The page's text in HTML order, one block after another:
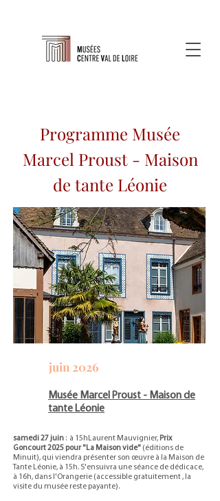
Programme Musée
Marcel Proust - Maison
de tante Léonie
juin 2026
Musée Marcel Proust - Maison de
tante Léonie
samedi 27 juin : à 15hLaurent Mauvignier, Prix
Goncourt 2025 pour "La Maison vide" (éditions de
Minuit), qui viendra présenter son œuvre à la Maison de
Tante Léonie, à 15h. S'ensuivra une séance de dédicace,
à 16h, dans l'Orangerie (accessible gratuitement , la
visite du musée reste payante).